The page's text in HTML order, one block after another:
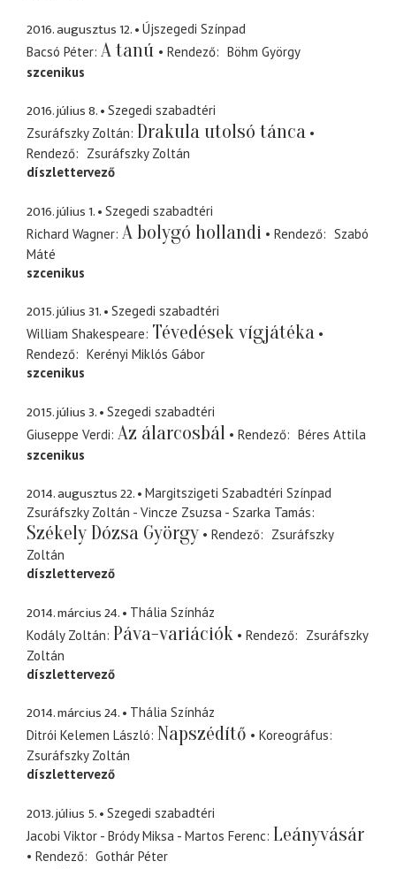
2016. augusztus 12.
Újszegedi Színpad
Bacsó Péter A tanú Rendező
Böhm György
szcenikus
2016. július 8.
Szegedi szabadtéri
Zsuráfszky Zoltán Drakula utolsó tánca
Rendező
Zsuráfszky Zoltán
díszlettervező
2016. július 1.
Szegedi szabadtéri
Richard Wagner A bolygó hollandi Rendező
Szabó
Máté
szcenikus
2015. július 31.
Szegedi szabadtéri
William Shakespeare Tévedések vígjátéka
Rendező
Kerényi Miklós Gábor
szcenikus
2015. július 3.
Szegedi szabadtéri
Giuseppe Verdi Az álarcosbál Rendező
Béres Attila
szcenikus
2014. augusztus 22.
Margitszigeti Szabadtéri Színpad
Zsuráfszky Zoltán - Vincze Zsuzsa - Szarka Tamás
Székely Dózsa György Rendező
Zsuráfszky
Zoltán
díszlettervező
2014. március 24.
Thália Színház
Kodály Zoltán Páva-variációk Rendező
Zsuráfszky
Zoltán
díszlettervező
2014. március 24.
Thália Színház
Ditrói Kelemen László Napszédítő
Koreográfus
Zsuráfszky Zoltán
díszlettervező
2013. július 5.
Szegedi szabadtéri
Jacobi Viktor - Bródy Miksa - Martos Ferenc Leányvásár
Rendező
Gothár Péter